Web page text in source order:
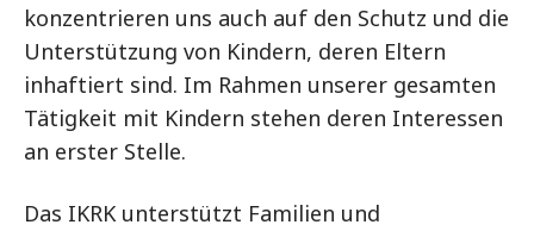
konzentrieren uns auch auf den Schutz und die
Unterstützung von Kindern, deren Eltern
inhaftiert sind. Im Rahmen unserer gesamten
Tätigkeit mit Kindern stehen deren Interessen
an erster Stelle.
Das IKRK unterstützt Familien und